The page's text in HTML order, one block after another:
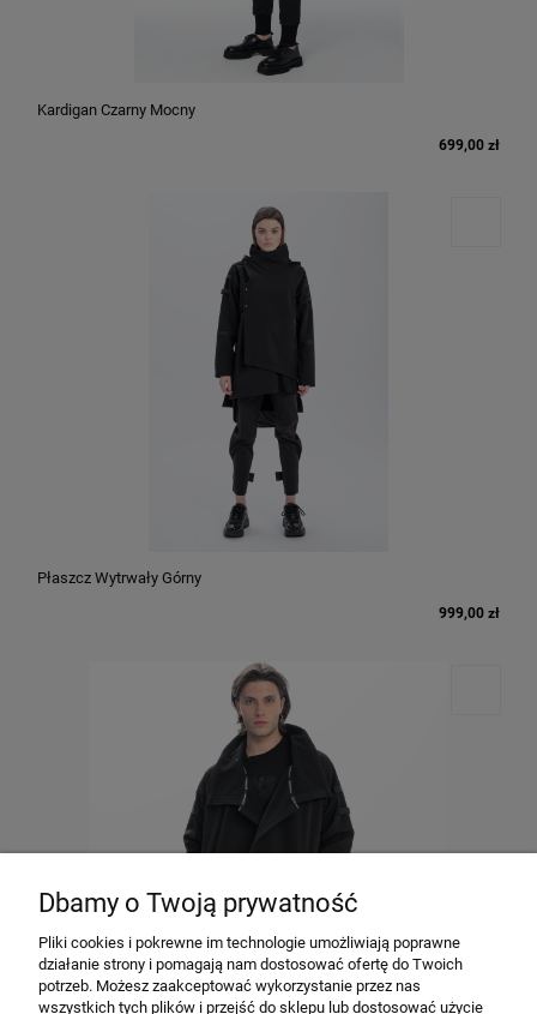
Kardigan Czarny Mocny
699,00 zł
Płaszcz Wytrwały Górny
999,00 zł
Dbamy o Twoją prywatność
Pliki cookies i pokrewne im technologie umożliwiają poprawne
działanie strony i pomagają nam dostosować ofertę do Twoich
potrzeb. Możesz zaakceptować wykorzystanie przez nas
wszystkich tych plików i przejść do sklepu lub dostosować użycie